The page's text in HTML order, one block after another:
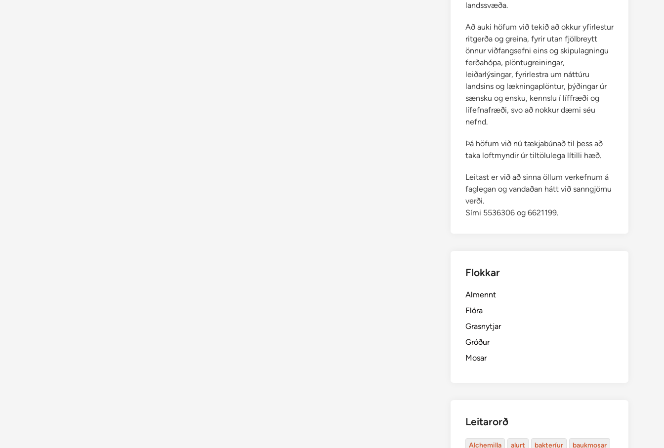
landssvæða.
Að auki höfum við tekið að okkur yfirlestur
ritgerða og greina, fyrir utan fjölbreytt
önnur viðfangsefni eins og skipulagningu
ferðahópa, plöntugreiningar,
leiðarlýsingar, fyrirlestra um náttúru
landsins og lækningaplöntur, þýðingar úr
sænsku og ensku, kennslu í líffræði og
lífefnafræði, svo að nokkur dæmi séu
nefnd.
Þá höfum við nú tækjabúnað til þess að
taka loftmyndir úr tiltölulega lítilli hæð.
Leitast er við að sinna öllum verkefnum á
faglegan og vandaðan hátt við sanngjörnu
verði.
Sími 5536306 og 6621199.
Flokkar
Almennt
Flóra
Grasnytjar
Gróður
Mosar
Leitarorð
Alchemilla alurt bakteríur
baukmosar